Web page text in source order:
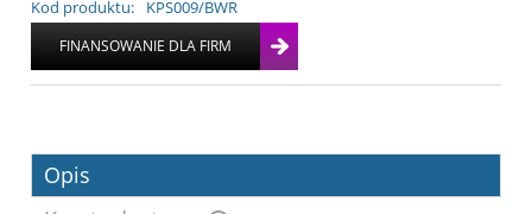
Kod produktu: KPS009/BWR
Opis